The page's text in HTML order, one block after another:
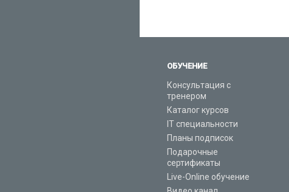
ОБУЧЕНИЕ
Консультация с
тренером
Каталог курсов
IT специальности
Планы подписок
Подарочные
сертификаты
Live-Online обучение